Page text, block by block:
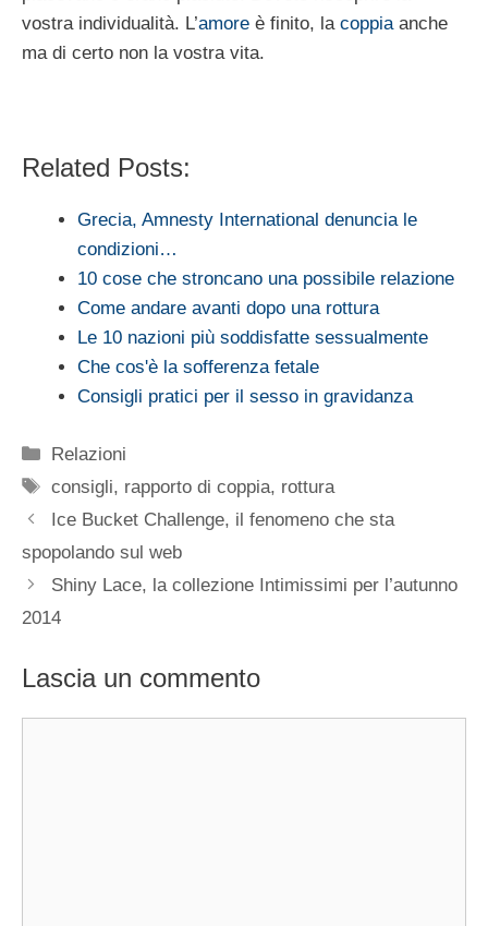
vostra individualità. L’amore è finito, la coppia anche
ma di certo non la vostra vita.
Related Posts:
Grecia, Amnesty International denuncia le
condizioni…
10 cose che stroncano una possibile relazione
Come andare avanti dopo una rottura
Le 10 nazioni più soddisfatte sessualmente
Che cos'è la sofferenza fetale
Consigli pratici per il sesso in gravidanza
Categorie
Relazioni
Tag
consigli, rapporto di coppia, rottura
Ice Bucket Challenge, il fenomeno che sta
spopolando sul web
Shiny Lace, la collezione Intimissimi per l’autunno
2014
Lascia un commento